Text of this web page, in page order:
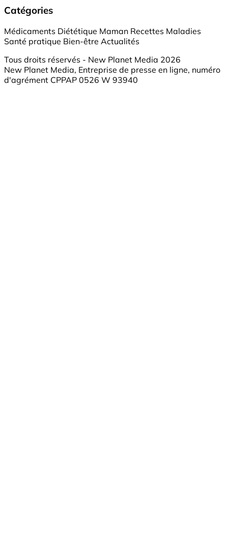
Catégories
Médicaments Diététique Maman Recettes Maladies
Santé pratique Bien-être Actualités
Tous droits réservés - New Planet Media 2026
New Planet Media, Entreprise de presse en ligne, numéro
d'agrément CPPAP 0526 W 93940